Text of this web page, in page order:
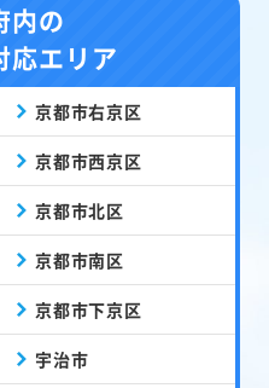
内の
応エリア
京都市右京区
京都市西京区
京都市北区
京都市南区
京都市下京区
宇治市